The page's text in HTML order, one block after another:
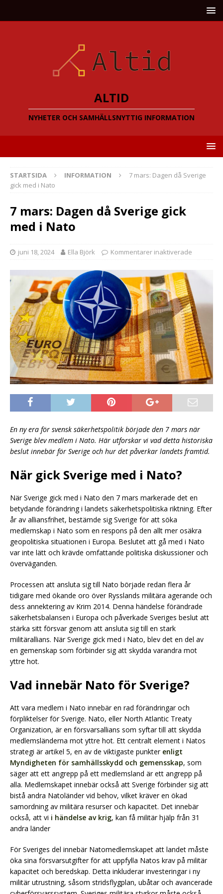
ALTID
NYHETER OCH SAMHÄLLSNYTTIG INFORMATION
STARTSIDA INFORMATION
7 mars: Dagen då Sverige
gick med i Nato
7 mars: Dagen då Sverige gick
med i Nato
juni 18, 2024 Ella Björk Kommentarer inaktiverade
En ny era för svensk säkerhetspolitik började den 7 mars när
Sverige blev medlem i Nato. Här utforskar vi vad detta historiska
beslut innebär för Sverige och hur det påverkar landets framtid.
När gick Sverige med i Nato?
När Sverige gick med i Nato den 7 mars markerade det en
betydande förändring i landets säkerhetspolitiska riktning. Efter
år av alliansfrihet, bestämde sig Sverige för att söka
medlemskap i Nato som en respons på den allt mer osäkra
geopolitiska situationen i Europa. Beslutet att gå med i Nato
var inte lätt och krävde omfattande politiska diskussioner och
överväganden.
Processen att ansluta sig till Nato började redan flera år
tidigare med ökande oro över Rysslands militära agerande och
dess annektering av Krim 2014. Denna händelse förändrade
säkerhetsbalansen i Europa och påverkade Sveriges beslut att
stärka sitt försvar genom att ansluta sig till en stark
militärallians. När Sverige gick med i Nato, blev det en del av
en gemenskap som förbinder sig att skydda varandra mot
yttre hot.
Vad innebär Nato för Sverige?
Att vara medlem i Nato innebär en rad förändringar och
förpliktelser för Sverige. Nato, eller North Atlantic Treaty
Organization, är en försvarsallians som syftar till att skydda
medlemsländerna mot yttre hot. Ett centralt element i Natos
strategi är artikel 5, en av de viktigaste punkter enligt
Myndigheten för samhällsskydd och gemensskap, som
säger att ett angrepp på ett medlemsland är ett angrepp på
alla. Medlemskapet innebär också att Sverige förbinder sig att
bistå andra Natoländer vid behov, vilket kräver en ökad
samordning av militära resurser och kapacitet. Det innebär
också, att vi i händelse av krig, kan få militär hjälp från 31
andra länder
För Sveriges del innebär Natomedlemskapet att landet måste
öka sina försvarsutgifter för att uppfylla Natos krav på militär
kapacitet och beredskap. Detta inkluderar investeringar i ny
militär utrustning, såsom stridsflygplan, ubåtar och avancerade